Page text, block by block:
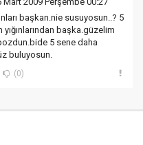
başkan.nie susuyosun..? 5
başka.güzelim
5 sene daha
buluyosun.
(0)